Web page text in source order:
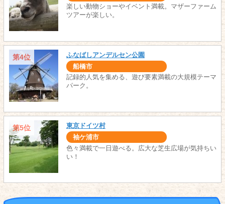
楽しい動物ショーやイベント満載。マザーファーム
ツアーが楽しい。
第4位 ふなばしアンデルセン公園
船橋市
記録的人気を集める、遊び要素満載の大規模テーマ
パーク。
第5位 東京ドイツ村
袖ケ浦市
色々満載で一日遊べる。広大な芝生広場が気持ちい
い！